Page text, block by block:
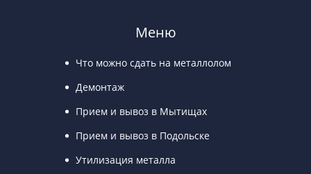
Меню
Что можно сдать на металлолом
Демонтаж
Прием и вывоз в Мытищах
Прием и вывоз в Подольске
Утилизация металла